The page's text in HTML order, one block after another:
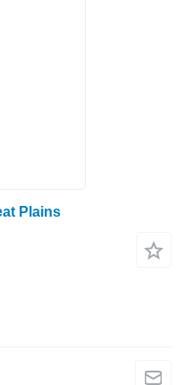
Plains